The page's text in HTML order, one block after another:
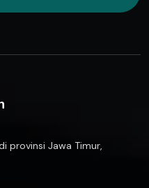
provinsi Jawa Timur,